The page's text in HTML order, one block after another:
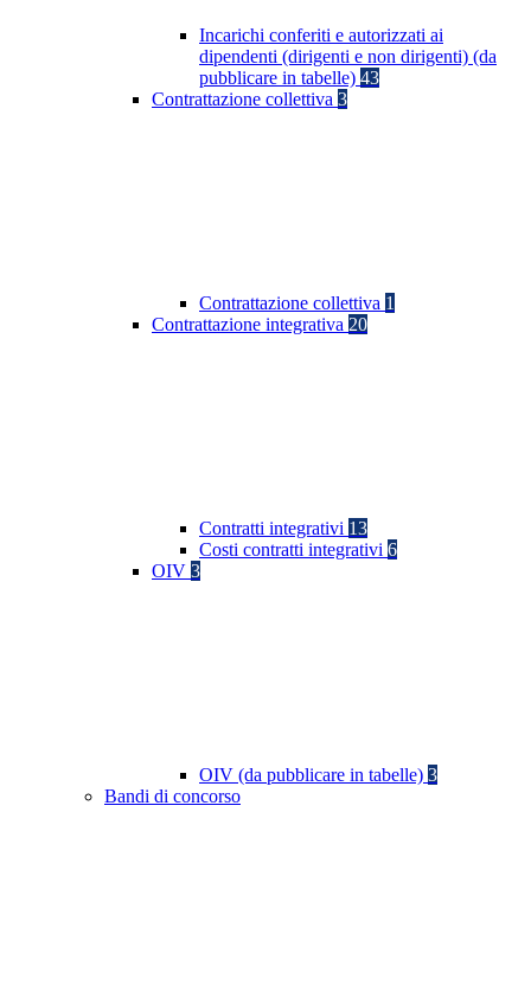
Incarichi conferiti e autorizzati ai
dipendenti (dirigenti e non dirigenti) (da
pubblicare in tabelle) 43
Contrattazione collettiva 3
Contrattazione collettiva 1
Contrattazione integrativa 20
Contratti integrativi 13
Costi contratti integrativi 6
OIV 3
OIV (da pubblicare in tabelle) 3
Bandi di concorso